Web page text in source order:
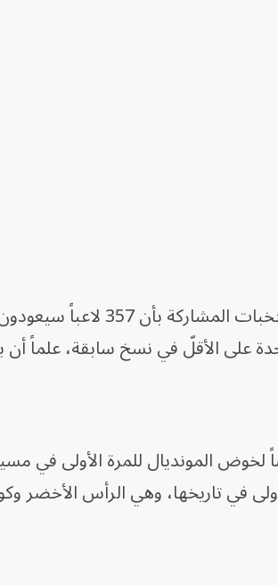
وتفيد قوائم
الأقلّ في نسخ سابقة، علماً أن بينهم 22 فائزاً بكأس
891 لاعباً لخوض المونديال للمرة
في تاريخها، وهي الرأس الأخضر